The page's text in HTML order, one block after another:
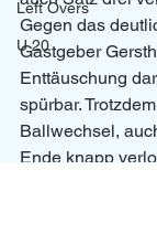
Left Overs
U 20
Gegen das
Gastgeber
Enttäuschung
spürbar.
Ballwechsel,
Ende knapp